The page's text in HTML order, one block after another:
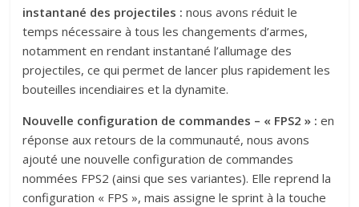
instantané des projectiles : nous avons réduit le
temps nécessaire à tous les changements d’armes,
notamment en rendant instantané l’allumage des
projectiles, ce qui permet de lancer plus rapidement les
bouteilles incendiaires et la dynamite.
Nouvelle configuration de commandes – « FPS2 » : en
réponse aux retours de la communauté, nous avons
ajouté une nouvelle configuration de commandes
nommées FPS2 (ainsi que ses variantes). Elle reprend la
configuration « FPS », mais assigne le sprint à la touche